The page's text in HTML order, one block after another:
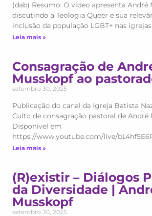
(dab) Resumo: O vídeo apresenta André
discutindo a Teologia Queer e sua
inclusão da população LGBT+ nas igrejas.
Leia mais »
Consagração de
Musskopf ao
setembro 30, 2025
Publicação do canal da Igreja Batista
Culto de consagração pastoral de André
Disponível em
https://www.youtube.com/live/
Leia mais »
(R)existir – Diálogos
da Diversidade |
Musskopf
setembro 30, 2025